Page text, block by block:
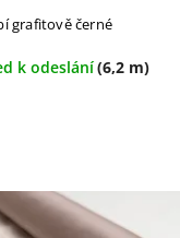
grafitově černé
k odeslání(6,2 m)